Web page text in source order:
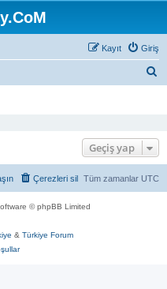
Giriş
Kayıt
Geçiş yap
Tüm zamanlar UTC
Çerezleri sil
© phpBB Limited
& Türkiye Forum